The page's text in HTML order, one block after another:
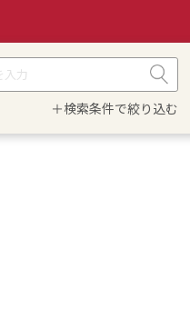
＋検索条件で絞り込む